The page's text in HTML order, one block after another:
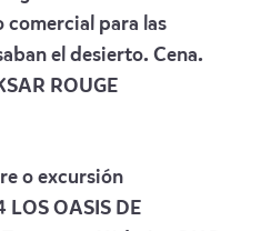
comercial para las
el desierto. Cena.
ROUGE
o excursión
LOS OASIS DE